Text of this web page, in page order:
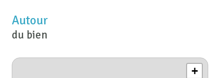
Autour
du bien
+